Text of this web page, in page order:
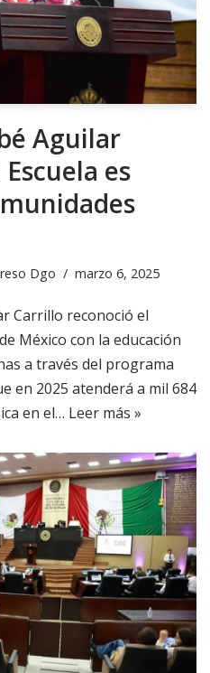
Aguilar
es
Dgo marzo 6, 2025
Carrillo reconoció el
México con la educación
a través del programa
en 2025 atenderá a mil 684
en el… Leer más »